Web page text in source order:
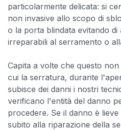
particolarmente delicata: si
non invasive allo scopo di
o la porta blindata evitando di
irreparabili al serramento o
Capita a volte che questo
cui la serratura, durante
subisce dei danni i nostri
verificano l'entità del danno
procedere. Se il danno è
subito alla riparazione della